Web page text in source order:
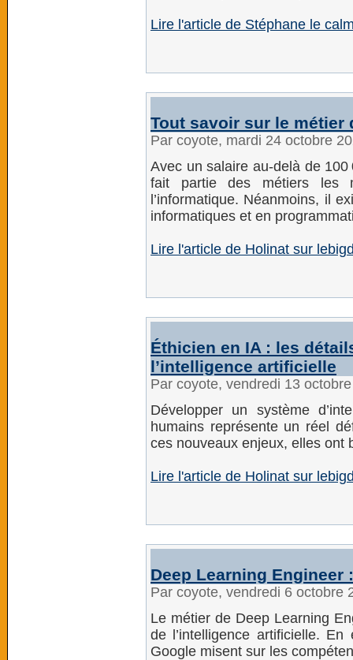
Lire l'article de Stéphane le
Tout savoir sur le métier
Par coyote, mardi 24 octobre
Avec un salaire au-delà de
fait partie des métiers les
l’informatique. Néanmoins, il
informatiques et en
Lire l'article de Holinat sur
Éthicien en IA : les
l’intelligence artificielle
Par coyote, vendredi 13
Développer un système
humains représente un réel
ces nouveaux enjeux, elles ont
Lire l'article de Holinat sur
Deep Learning
Par coyote, vendredi 6 octobre
Le métier de Deep Learning
de l’intelligence artificielle.
Google misent sur les